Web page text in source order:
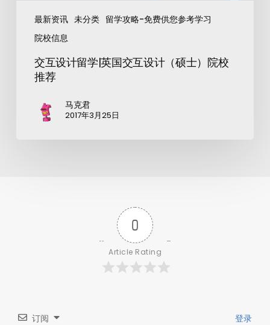
最新资讯 未分类 留学攻略-免费供您参考学习
院校信息
交互设计留学|英国交互设计（硕士）院校
推荐
马克君
2017年3月25日
0
Article Rating
订阅 登录